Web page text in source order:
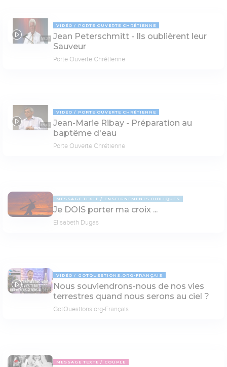
58:27
VIDÉO PORTE OUVERTE CHRÉTIENNE
Jean Peterschmitt - Ils oublièrent leur
Sauveur
Porte Ouverte Chrétienne
69:02
VIDÉO PORTE OUVERTE CHRÉTIENNE
Jean-Marie Ribay - Préparation au
baptême d'eau
Porte Ouverte Chrétienne
MESSAGE TEXTE ENSEIGNEMENTS BIBLIQUES
Je DOIS porter ma croix ...
Elisabeth Dugas
02:31
VIDÉO GOTQUESTIONS.ORG-FRANÇAIS
Nous souviendrons-nous de nos vies
terrestres quand nous serons au ciel ?
GotQuestions.org-Français
MESSAGE TEXTE COUPLE